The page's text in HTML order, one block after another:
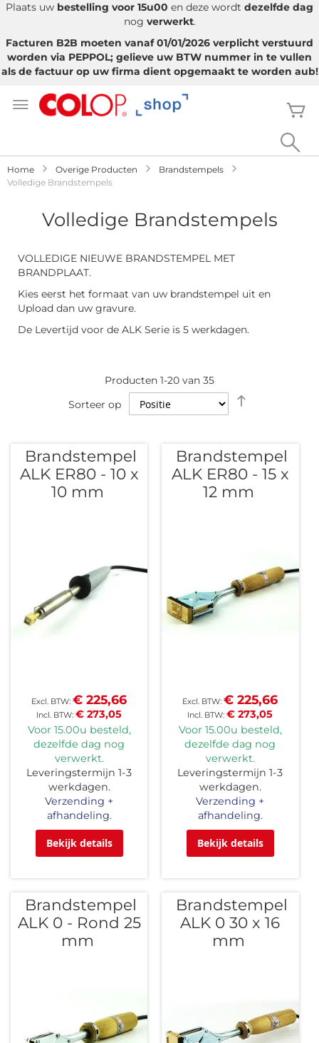
Plaats uw bestelling voor 15u00 en deze wordt dezelfde dag
nog verwerkt.
Facturen B2B moeten vanaf 01/01/2026 verplicht verstuurd
worden via PEPPOL; gelieve uw BTW nummer in te vullen
als de factuur op uw firma dient opgemaakt te worden aub!
naar
Home Overige Producten
Brandstempels
Volledige Brandstempels
Volledige Brandstempels
VOLLEDIGE NIEUWE BRANDSTEMPEL MET
BRANDPLAAT.
Kies eerst het formaat van uw brandstempel uit en
Upload dan uw gravure.
De Levertijd voor de ALK Serie is 5 werkdagen.
Producten 1-20 van 35
Sorteer op
sorteren
Brandstempel
ALK ER80 - 10 x
10 mm
€ 273,05
€ 225,66
Voor 15.00u besteld,
dezelfde dag nog
verwerkt.
Leveringstermijn 1-3
werkdagen.
Verzending +
afhandeling.
Bekijk details
Brandstempel
ALK ER80 - 15 x
12 mm
€ 273,05
€ 225,66
Voor 15.00u besteld,
dezelfde dag nog
verwerkt.
Leveringstermijn 1-3
werkdagen.
Verzending +
afhandeling.
Bekijk details
Brandstempel
ALK 0 - Rond 25
mm
Brandstempel
ALK 0 30 x 16
mm